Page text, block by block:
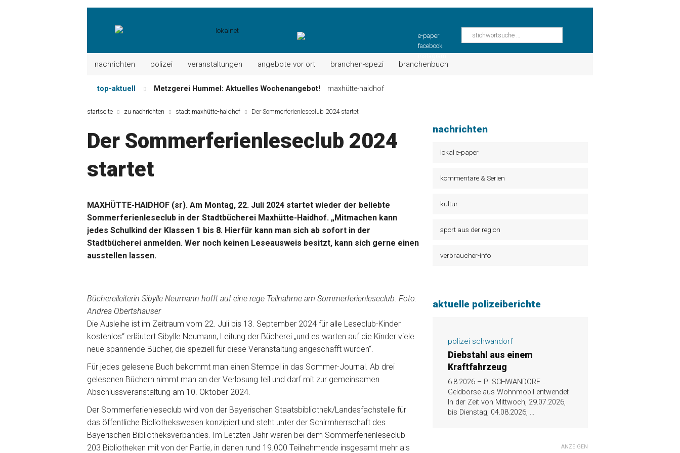
e-paper
facebook
nachrichten polizei veranstaltungen angebote vor ort branchen-spezi branchenbuch
top-aktuell Metzgerei Hummel: Aktuelles Wochenangebot!
maxhütte-haidhof
Der „deutsche Michel“ muss nun zahlen!
kommentare & serien & leserbriefe
Maxhütter Fischladen: Unser aktuelles Angebot … maxhütte-haidhof
startseite zu nachrichten stadt maxhütte-haidhof Der Sommerferienleseclub 2024 startet
Der Sommerferienleseclub 2024
startet
MAXHÜTTE-HAIDHOF (sr). Am Montag, 22. Juli 2024 startet wieder der beliebte
Sommerferienleseclub in der Stadtbücherei Maxhütte-Haidhof. „Mitmachen kann
jedes Schulkind der Klassen 1 bis 8. Hierfür kann man sich ab sofort in der
Stadtbücherei anmelden. Wer noch keinen Leseausweis besitzt, kann sich gerne einen
ausstellen lassen.
Büchereileiterin Sibylle Neumann hofft auf eine rege Teilnahme am Sommerferienleseclub. Foto:
Andrea Obertshauser
Die Ausleihe ist im Zeitraum vom 22. Juli bis 13. September 2024 für alle Leseclub-Kinder
kostenlos“ erläutert Sibylle Neumann, Leitung der Bücherei „und es warten auf die Kinder viele
neue spannende Bücher, die speziell für diese Veranstaltung angeschafft wurden“.
Für jedes gelesene Buch bekommt man einen Stempel in das Sommer-Journal. Ab drei
gelesenen Büchern nimmt man an der Verlosung teil und darf mit zur gemeinsamen
Abschlussveranstaltung am 10. Oktober 2024.
Der Sommerferienleseclub wird von der Bayerischen Staatsbibliothek/Landesfachstelle für
das öffentliche Bibliothekswesen konzipiert und steht unter der Schirmherrschaft des
Bayerischen Bibliotheksverbandes. Im Letzten Jahr waren bei dem Sommerferienleseclub
203 Bibliotheken mit von der Partie, in denen rund 19.000 Teilnehmende insgesamt mehr als
nachrichten
lokal e-paper
kommentare & Serien
kultur
sport aus der region
verbraucher-info
aktuelle polizeiberichte
polizei schwandorf
Diebstahl aus einem
Kraftfahrzeug
6.8.2026 – PI SCHWANDORF …
Geldbörse aus Wohnmobil entwendet
In der Zeit von Mittwoch, 29.07.2026,
bis Dienstag, 04.08.2026, ...
ANZEIGEN